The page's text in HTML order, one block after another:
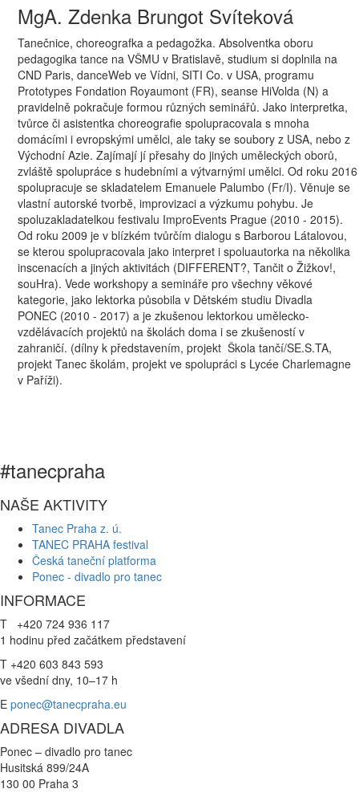
MgA. Zdenka Brungot Svíteková
Tanečnice, choreografka a pedagožka. Absolventka oboru
pedagogika tance na VŠMU v Bratislavě, studium si doplnila na
CND Paris, danceWeb ve Vídni, SITI Co. v USA, programu
Prototypes Fondation Royaumont (FR), seanse HiVolda (N) a
pravidelně pokračuje formou různých seminářů. Jako interpretka,
tvůrce či asistentka choreografie spolupracovala s mnoha
domácími i evropskými umělci, ale taky se soubory z USA, nebo z
Východní Azie. Zajímají jí přesahy do jiných uměleckých oborů,
zvláště spolupráce s hudebními a výtvarnými umělci. Od roku 2016
spolupracuje se skladatelem Emanuele Palumbo (Fr/I). Věnuje se
vlastní autorské tvorbě, improvizaci a výzkumu pohybu. Je
spoluzakladatelkou festivalu ImproEvents Prague (2010 - 2015).
Od roku 2009 je v blízkém tvůrčím dialogu s Barborou Látalovou,
se kterou spolupracovala jako interpret i spoluautorka na několika
inscenacích a jiných aktivitách (DIFFERENT?, Tančit o Žižkov!,
souHra). Vede workshopy a semináře pro všechny věkové
kategorie, jako lektorka působila v Dětském studiu Divadla
PONEC (2010 - 2017) a je zkušenou lektorkou umělecko-
vzdělávacích projektů na školách doma i se zkušeností v
zahraničí. (dílny k představením, projekt Škola tančí/SE.S.TA,
projekt Tanec školám, projekt ve spolupráci s Lycée Charlemagne
v Paříži).
#tanecpraha
NAŠE AKTIVITY
Tanec Praha z. ú.
TANEC PRAHA festival
Česká taneční platforma
Ponec - divadlo pro tanec
INFORMACE
T +420 724 936 117
1 hodinu před začátkem představení
T +420 603 843 593
ve všední dny, 10–17 h
E ponec@tanecpraha.eu
ADRESA DIVADLA
Ponec – divadlo pro tanec
Husitská 899/24A
130 00 Praha 3